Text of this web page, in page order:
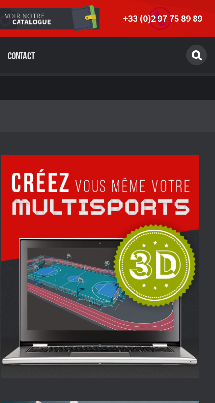
+33 (0)2 97 75 89 89
Contact